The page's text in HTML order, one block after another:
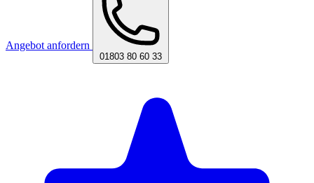
Angebot anfordern
01803 80 60 33